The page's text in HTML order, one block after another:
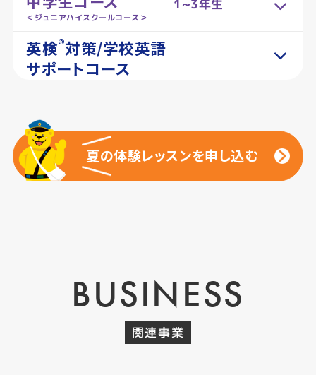
1~3年生
＜ジュニアハイスクールコース＞
英検®対策/学校英語
サポートコース
夏の体験レッスンを申し込む
夏の体験レッスンを申し込む
BUSINESS
関連事業